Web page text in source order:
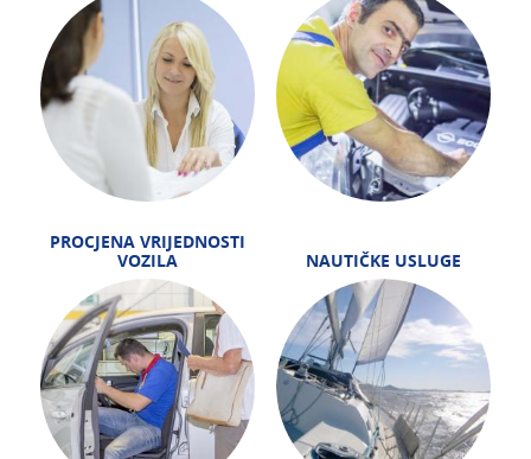
PROCJENA VRIJEDNOSTI
VOZILA
NAUTIČKE USLUGE